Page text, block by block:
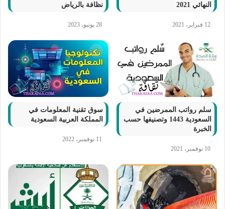
النهائي 2021
12 فبراير، 2021
نظافة بالرياض
28 يونيو، 2023
سلم رواتب الممرضين في
السعودية 1443 وتصنيفها حسب
الخبرة
10 نوفمبر، 2021
سوق تقنية المعلومات في
المملكة العربية السعودية
11 نوفمبر، 2022